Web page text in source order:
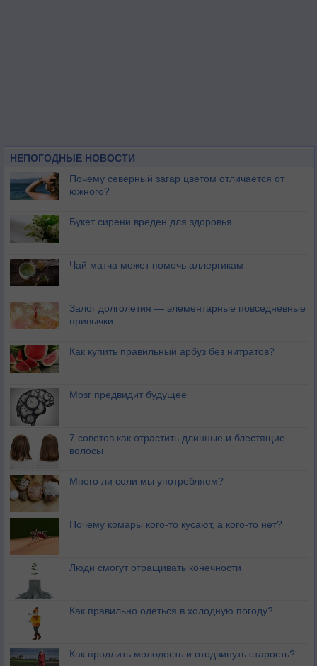
НЕПОГОДНЫЕ НОВОСТИ
Почему северный загар цветом отличается от
южного?
Букет сирени вреден для здоровья
Чай матча может помочь аллергикам
Залог долголетия — элементарные повседневные
привычки
Как купить правильный арбуз без нитратов?
Мозг предвидит будущее
7 советов как отрастить длинные и блестящие
волосы
Много ли соли мы употребляем?
Почему комары кого-то кусают, а кого-то нет?
Люди смогут отращивать конечности
Как правильно одеться в холодную погоду?
Как продлить молодость и отодвинуть старость?